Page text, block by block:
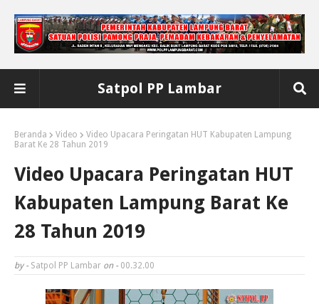
Satpol PP Lambar
Beranda Video
Video Upacara Peringatan HUT Kabupaten Lampung
Barat Ke 28 Tahun 2019
Video Upacara Peringatan HUT
Kabupaten Lampung Barat Ke
28 Tahun 2019
by - Satpol PP Lambar on - 00.32.00